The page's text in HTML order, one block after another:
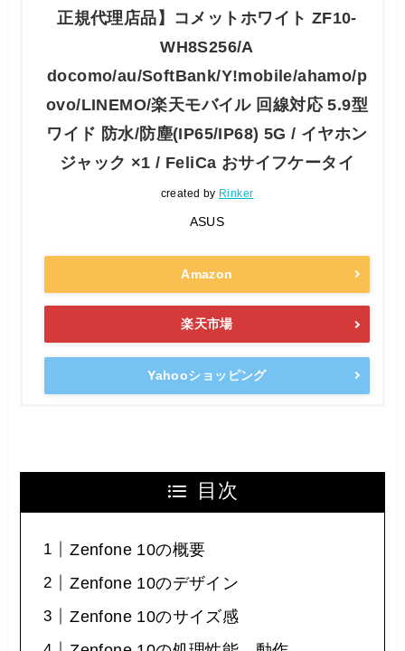
正規代理店品】コメットホワイト ZF10-
WH8S256/A
docomo/au/SoftBank/Y!mobile/ahamo/p
ovo/LINEMO/楽天モバイル 回線対応 5.9型
ワイド 防水/防塵(IP65/IP68) 5G / イヤホン
ジャック ×1 / FeliCa おサイフケータイ
created by Rinker
ASUS
Amazon
楽天市場
Yahooショッピング
目次
Zenfone 10の概要
Zenfone 10のデザイン
Zenfone 10のサイズ感